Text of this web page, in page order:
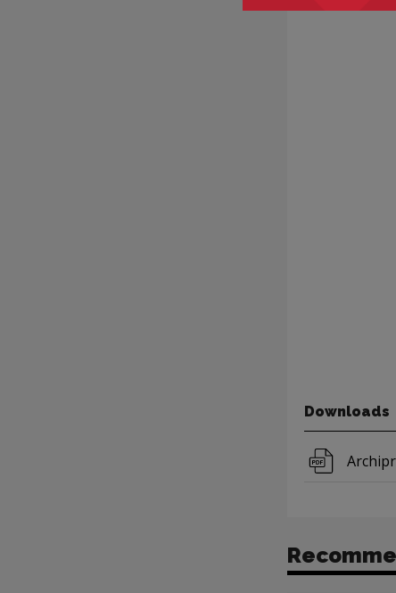
Downloads